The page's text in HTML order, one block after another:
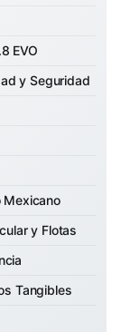
EVO
y Seguridad
Mexicano
y Flotas
Tangibles